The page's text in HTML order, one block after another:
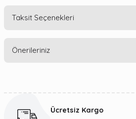
Taksit Seçenekleri
Önerileriniz
Görüş ve önerileriniz için teşekkür ederiz.
Ücretsiz Kargo